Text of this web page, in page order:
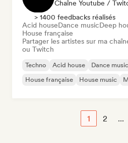
Chaîne Youtube /
> 1400 feedbacks réalisés
Acid houseDance musicDeep
House française
Partager les artistes sur ma
ou Twitch
Techno Acid house Dance music
House française
House music
1 2 ...